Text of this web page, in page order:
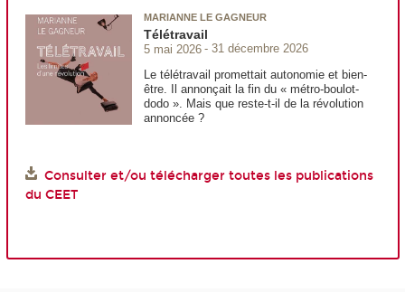
MARIANNE LE GAGNEUR
Télétravail
5 mai 2026
31 décembre 2026
Le télétravail promettait autonomie et bien-
être. Il annonçait la fin du « métro-boulot-
dodo ». Mais que reste-t-il de la révolution
annoncée ?
Consulter et/ou télécharger toutes les publications
du CEET